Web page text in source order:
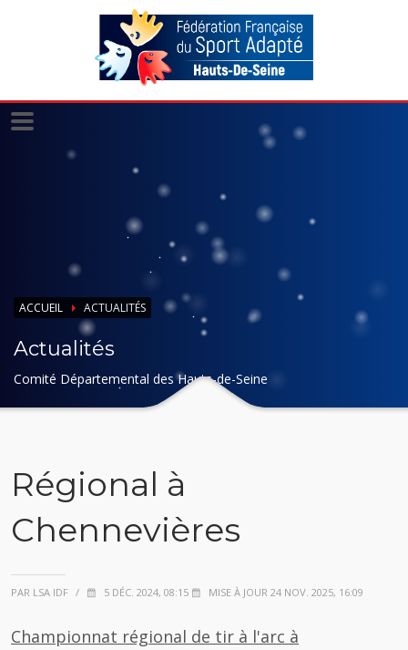
ACCUEIL ACTUALITÉS
Actualités
Comité Départemental des Hauts-de-Seine
Régional à
Chennevières
PAR LSA IDF / 5 DÉC. 2024, 08:15 MISE À JOUR 24 NOV. 2025, 16:09
Championnat régional de tir à l'arc à
Panneau de gestion des cookies